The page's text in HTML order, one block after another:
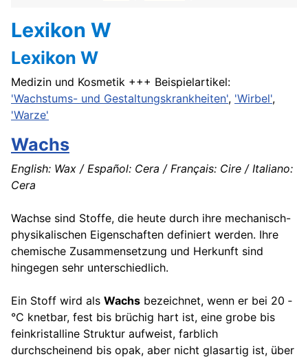
Lexikon W
Lexikon W
Medizin und Kosmetik +++ Beispielartikel:
'Wachstums- und Gestaltungskrankheiten', 'Wirbel',
'Warze'
Wachs
English: Wax / Español: Cera / Français: Cire / Italiano:
Cera
Wachse sind Stoffe, die heute durch ihre mechanisch-
physikalischen Eigenschaften definiert werden. Ihre
chemische Zusammensetzung und Herkunft sind
hingegen sehr unterschiedlich.
Ein Stoff wird als Wachs bezeichnet, wenn er bei 20 ­
°C knetbar, fest bis brüchig hart ist, eine grobe bis
feinkristalline Struktur aufweist, farblich
durchscheinend bis opak, aber nicht glasartig ist, über